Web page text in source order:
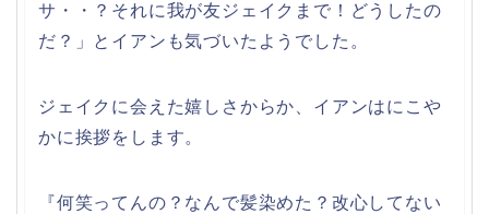
サ・・？それに我が友ジェイクまで！どうしたの
だ？」とイアンも気づいたようでした。
ジェイクに会えた嬉しさからか、イアンはにこや
かに挨拶をします。
『何笑ってんの？なんで髪染めた？改心してない